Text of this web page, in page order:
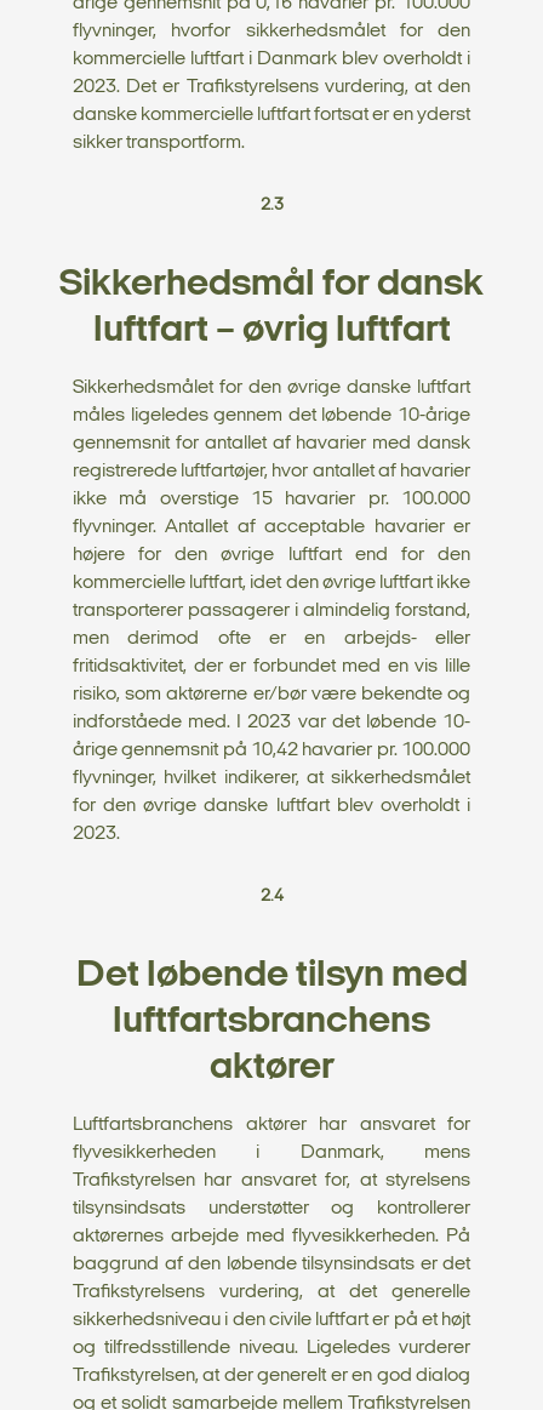
årige gennemsnit på 0,16 havarier pr. 100.000
flyvninger, hvorfor sikkerhedsmålet for den
kommercielle luftfart i Danmark blev overholdt i
2023. Det er Trafikstyrelsens vurdering, at den
danske kommercielle luftfart fortsat er en yderst
sikker transportform.
2.3
Sikkerhedsmål for dansk
luftfart – øvrig luftfart
Sikkerhedsmålet for den øvrige danske luftfart
måles ligeledes gennem det løbende 10-årige
gennemsnit for antallet af havarier med dansk
registrerede luftfartøjer, hvor antallet af havarier
ikke må overstige 15 havarier pr. 100.000
flyvninger. Antallet af acceptable havarier er
højere for den øvrige luftfart end for den
kommercielle luftfart, idet den øvrige luftfart ikke
transporterer passagerer i almindelig forstand,
men derimod ofte er en arbejds- eller
fritidsaktivitet, der er forbundet med en vis lille
risiko, som aktørerne er/bør være bekendte og
indforståede med. I 2023 var det løbende 10-
årige gennemsnit på 10,42 havarier pr. 100.000
flyvninger, hvilket indikerer, at sikkerhedsmålet
for den øvrige danske luftfart blev overholdt i
2023.
2.4
Det løbende tilsyn med
luftfartsbranchens
aktører
Luftfartsbranchens aktører har ansvaret for
flyvesikkerheden i Danmark, mens
Trafikstyrelsen har ansvaret for, at styrelsens
tilsynsindsats understøtter og kontrollerer
aktørernes arbejde med flyvesikkerheden. På
baggrund af den løbende tilsynsindsats er det
Trafikstyrelsens vurdering, at det generelle
sikkerhedsniveau i den civile luftfart er på et højt
og tilfredsstillende niveau. Ligeledes vurderer
Trafikstyrelsen, at der generelt er en god dialog
og et solidt samarbejde mellem Trafikstyrelsen